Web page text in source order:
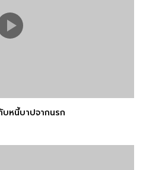
หนี้บาปจากนรก